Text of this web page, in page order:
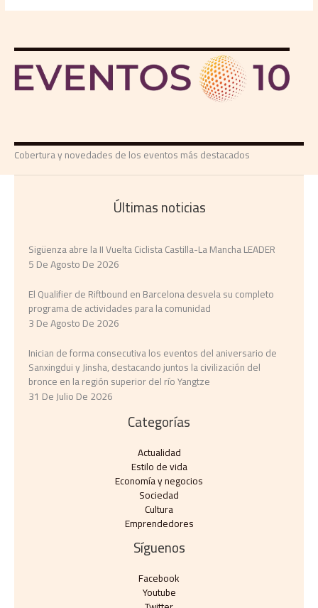
Cobertura y novedades de los eventos más destacados
Últimas noticias
Sigüenza abre la II Vuelta Ciclista Castilla-La Mancha LEADER
5 De Agosto De 2026
El Qualifier de Riftbound en Barcelona desvela su completo
programa de actividades para la comunidad
3 De Agosto De 2026
Inician de forma consecutiva los eventos del aniversario de
Sanxingdui y Jinsha, destacando juntos la civilización del
bronce en la región superior del río Yangtze
31 De Julio De 2026
Categorías
Actualidad
Estilo de vida
Economía y negocios​
Sociedad
Cultura
Emprendedores
Síguenos
Facebook
Youtube